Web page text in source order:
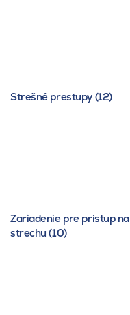
Strešné prestupy (12)
Zariadenie pre prístup na
strechu (10)